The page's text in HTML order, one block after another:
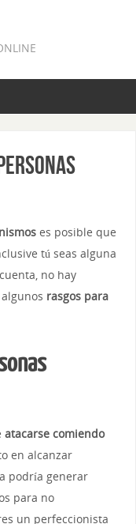
es posible que
tú seas alguna
no hay
rasgos para
atacarse comiendo
en alcanzar
podría generar
para no
un perfeccionista